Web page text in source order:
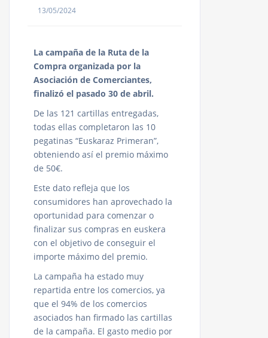
13/05/2024
La campaña de la Ruta de la
Compra organizada por la
Asociación de Comerciantes,
finalizó el pasado 30 de abril.
De las 121 cartillas entregadas,
todas ellas completaron las 10
pegatinas “Euskaraz Primeran”,
obteniendo así el premio máximo
de 50€.
Este dato refleja que los
consumidores han aprovechado la
oportunidad para comenzar o
finalizar sus compras en euskera
con el objetivo de conseguir el
importe máximo del premio.
La campaña ha estado muy
repartida entre los comercios, ya
que el 94% de los comercios
asociados han firmado las cartillas
de la campaña. El gasto medio por